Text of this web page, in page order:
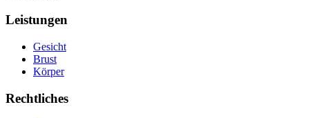
Leistungen
Gesicht
Brust
Körper
Rechtliches